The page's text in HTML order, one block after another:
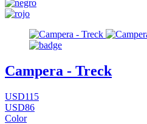
Campera - Treck
USD115
USD86
Color